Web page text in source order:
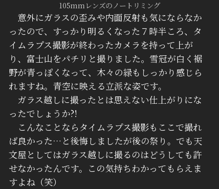
105mmレンズのノートリミング
意外にガラスの歪みや内面反射も気にならなか
ったので、すっかり明るくなった７時半ころ、タ
イムラプス撮影が終わったカメラを持って上が
り、富士山をパチリと撮りました。雪冠が白く裾
野が青っぽくなって、木々の緑もしっかり感じら
れますね。青空に映える立派な姿です。
ガラス越しに撮ったとは思えない仕上がりにな
ったでしょうか?!
こんなことならタイムラプス撮影もここで撮れ
ば良かった…と後悔しましたが後の祭り。でも天
文屋としてはガラス越しに撮るのはどうしても許
せなかったんです。この気持ちわかってもらえま
すよね（笑）